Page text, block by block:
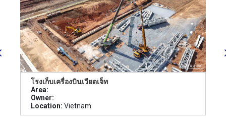
โรงเก็บเครื่องบินเวียดเจ็ท
Area:
Owner:
Location: Vietnam